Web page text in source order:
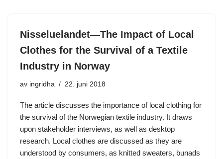
Nisseluelandet—The Impact of Local
Clothes for the Survival of a Textile
Industry in Norway
av ingridha 22. juni 2018
The article discusses the importance of local clothing for
the survival of the Norwegian textile industry. It draws
upon stakeholder interviews, as well as desktop
research. Local clothes are discussed as they are
understood by consumers, as knitted sweaters, bunads